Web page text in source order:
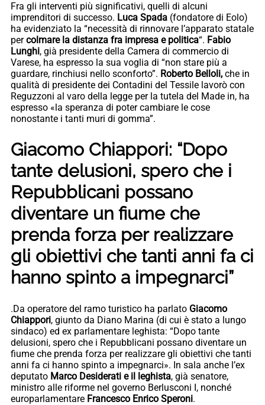
Fra gli interventi più significativi, quelli di alcuni
imprenditori di successo. Luca Spada (fondatore di Eolo)
ha evidenziato la “necessità di rinnovare l’apparato statale
percolmare la distanza fra impresa e politica“. Fabio
Lunghi, già presidente della Camera di commercio di
Varese, ha espresso la sua voglia di “non stare più a
guardare, rinchiusi nello sconforto”. Roberto Belloli, che in
qualità di presidente dei Contadini del Tessile lavorò con
Reguzzoni al varo della legge per la tutela del Made in, ha
espresso «la speranza di poter cambiare le cose
nonostante i tanti muri di gomma”.
Giacomo Chiappori: “Dopo
tante delusioni, spero che i
Repubblicani possano
diventare un fiume che
prenda forza per realizzare
gli obiettivi che tanti anni fa ci
hanno spinto a impegnarci”
.Da operatore del ramo turistico ha parlato Giacomo
Chiappori, giunto da Diano Marina (di cui è stato a lungo
sindaco) ed ex parlamentare leghista: “Dopo tante
delusioni, spero che i Repubblicani possano diventare un
fiume che prenda forza per realizzare gli obiettivi che tanti
anni fa ci hanno spinto a impegnarci». In sala anche l’ex
deputato Marco Desiderati e il leghista, già senatore,
ministro alle riforme nel governo Berlusconi I, nonché
europarlamentare Francesco Enrico Speroni.